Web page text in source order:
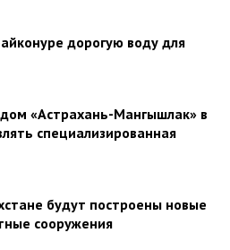
дорогую воду для
«Астрахань-Мангышлак» в
специализированная
будут построены новые
сооружения